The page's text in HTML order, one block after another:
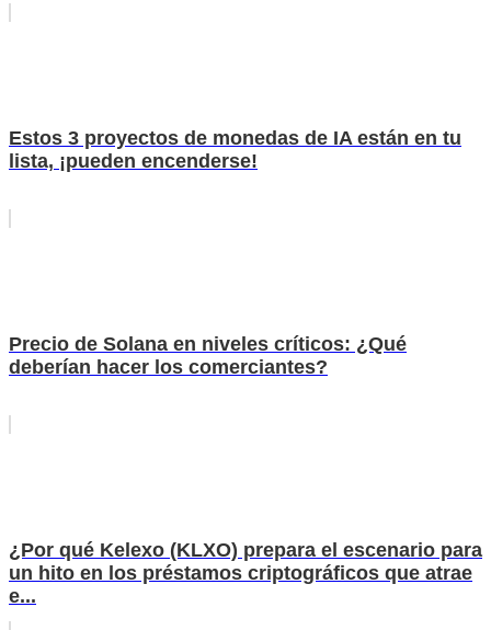
Estos 3 proyectos de monedas de IA están en tu
lista, ¡pueden encenderse!
Precio de Solana en niveles críticos: ¿Qué
deberían hacer los comerciantes?
¿Por qué Kelexo (KLXO) prepara el escenario para
un hito en los préstamos criptográficos que atrae
e...